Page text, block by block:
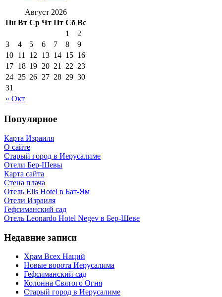
Август 2026
Пн Вт Ср Чт Пт Сб Вс
« Окт
1
2
3
4 5 6 7 8
9
10 11 12 13 14 15 16
17 18 19 20 21 22 23
24 25 26 27 28 29 30
31
Популярное
Карта Израиля
О сайте
Старый город в Иерусалиме
Отели Бер-Шевы
Карта сайта
Стена плача
Отель Elis Hotel в Бат-Ям
Отели Израиля
Гефсиманский сад
Отель Leonardo Hotel Negev в Бер-Шеве
Недавние записи
Храм Всех Наций
Новые ворота Иерусалима
Гефсиманский сад
Колонна Святого Огня
Старый город в Иерусалиме